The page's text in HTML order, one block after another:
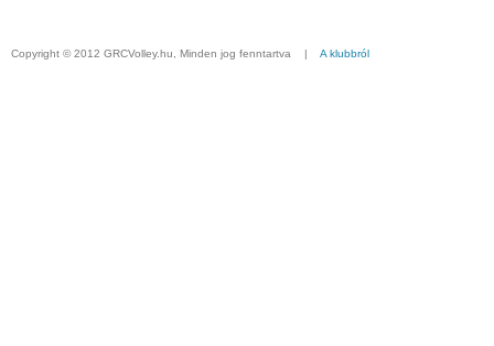
Copyright © 2012 GRCVolley.hu, Minden jog fenntartva | A klubbról